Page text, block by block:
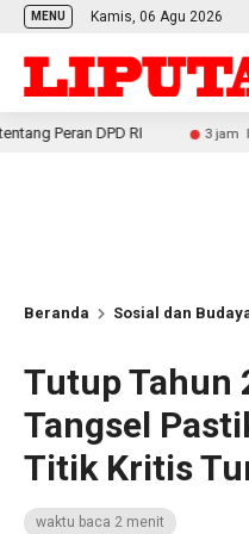
MENU Kamis, 06 Agu 2026
RI 3 jam lalu Hasil
Beranda Sosial dan
Tutup Tahun
Tangsel
Titik Kritis
waktu baca 2 menit